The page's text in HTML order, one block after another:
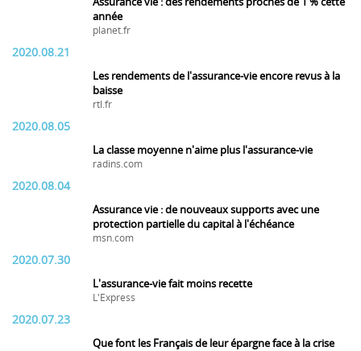
année
planet.fr
2020.08.21
Les rendements de l'assurance-vie encore revus à la
baisse
rtl.fr
2020.08.05
La classe moyenne n'aime plus l'assurance-vie
radins.com
2020.08.04
Assurance vie : de nouveaux supports avec une
protection partielle du capital à l'échéance
msn.com
2020.07.30
L'assurance-vie fait moins recette
L'Express
2020.07.23
Que font les Français de leur épargne face à la crise